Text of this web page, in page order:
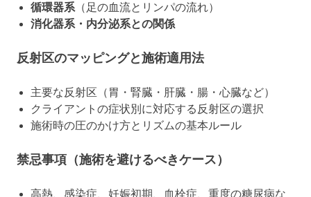
循環器系 （足の血流とリンパの流れ）
消化器系・内分泌系との関係
反射区のマッピングと施術適用法
主要な反射区（胃・腎臓・肝臓・腸・心臓など）
クライアントの症状別に対応する反射区の選択
施術時の圧のかけ方とリズムの基本ルール
禁忌事項（施術を避けるべきケース）
高熱、感染症、妊娠初期、血栓症、重度の糖尿病な